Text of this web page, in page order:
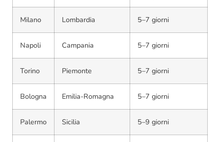
Milano Lombardia 5–7 giorni
Napoli Campania 5–7 giorni
Torino Piemonte 5–7 giorni
Bologna Emilia-Romagna 5–7 giorni
Palermo Sicilia 5–9 giorni